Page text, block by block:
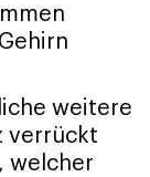
weitere
verrückt
welcher